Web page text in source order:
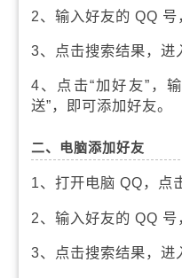
2、输入好友的 QQ 号
3、点击搜索结果，进
4、点击“加好友”，
送”，即可添加好友。
二、电脑添加好友
1、打开电脑 QQ，点
2、输入好友的 QQ 号
3、点击搜索结果，进